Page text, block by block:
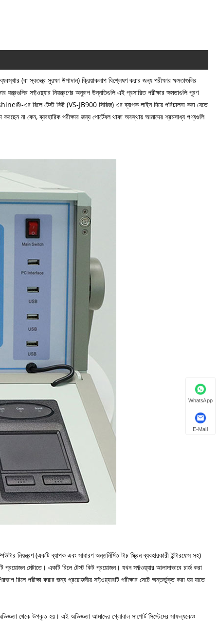
(বা স্বতন্ত্র সুরক্ষা উপাদান) ক্রিয়াকলাপ বিশ্লেষণ করার জন্য পরীক্ষার ক্ষমতাগুলির
সফ্টওয়্যার নিয়ন্ত্রণের অনুরূপ উন্নতিগুলি এই প্রসারিত পরীক্ষার ক্ষমতাগুলি পূরণ
এর রিলে টেস্ট কিট (VS-JB900 সিরিজ) এর ব্যাপক লাইন দিয়ে পরিচালনা করা যেতে
না কেন, ব্যবহারিক পরীক্ষার জন্য পোর্টেবল থাকা অবস্থায় আমাদের শ্রমসাধ্য পণ্যগুলি
(একটি ব্যাপক এবং সাধারণ অন্তর্নির্মিত টাচ স্ক্রিন ব্যবহারকারী ইন্টারফেস সহ)
প্রয়োজন মেটাতে। একটি রিলে টেস্ট কিট প্রয়োজন। যখন সফ্টওয়্যার আলাদাভাবে চার্জ করা
রিলে পরীক্ষা করার জন্য প্রয়োজনীয় সফ্টওয়্যারটি পরীক্ষার সেটে অন্তর্ভুক্ত করা হয় যাতে
থেকে উপকৃত হয়। এই অভিজ্ঞতা আমাদের গ্লোবাল সাপোর্ট সিস্টেমের সাফল্যকেও
WhatsApp
E-Mail